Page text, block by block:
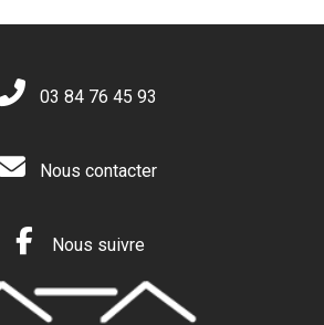
03 84 76 45 93
Nous contacter
Nous suivre